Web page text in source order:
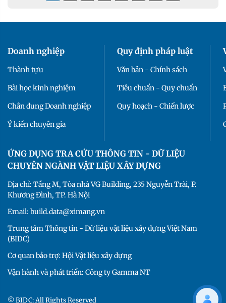
Doanh nghiệp
Thành tựu
Bài học kinh nghiệm
Chân dung Doanh nghiệp
Ý kiến chuyên gia
Quy định pháp luật
Văn bản - Chính sách
Tiêu chuẩn - Quy chuẩn
Quy hoạch - Chiến lược
ỨNG DỤNG TRA CỨU THÔNG TIN - DỮ LIỆU
CHUYÊN NGÀNH VẬT LIỆU XÂY DỰNG
Địa chỉ: Tầng M, Tòa nhà VG Building, 235 Nguyễn Trãi, P.
Khương Đình, TP. Hà Nội
Email: build.data@ximang.vn
Trung tâm Thông tin - Dữ liệu vật liệu xây dựng Việt Nam
(BIDC)
Cơ quan bảo trợ: Hội Vật liệu xây dựng
Vận hành và phát triển: Công ty Gamma NT
© BIDC: All Rights Reserved